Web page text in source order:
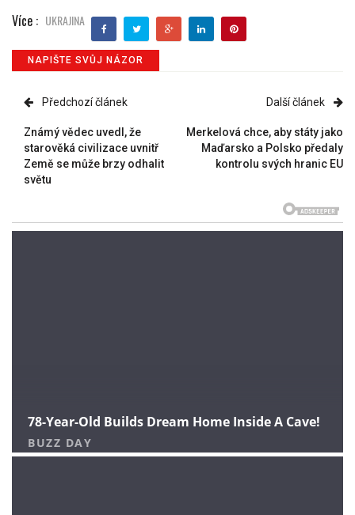
Více : UKRAJINA
NAPIŠTE SVŮJ NÁZOR
Předchozí článek
Známý vědec uvedl, že
starověká civilizace uvnitř
Země se může brzy odhalit
světu
Další článek
Merkelová chce, aby státy jako
Maďarsko a Polsko předaly
kontrolu svých hranic EU